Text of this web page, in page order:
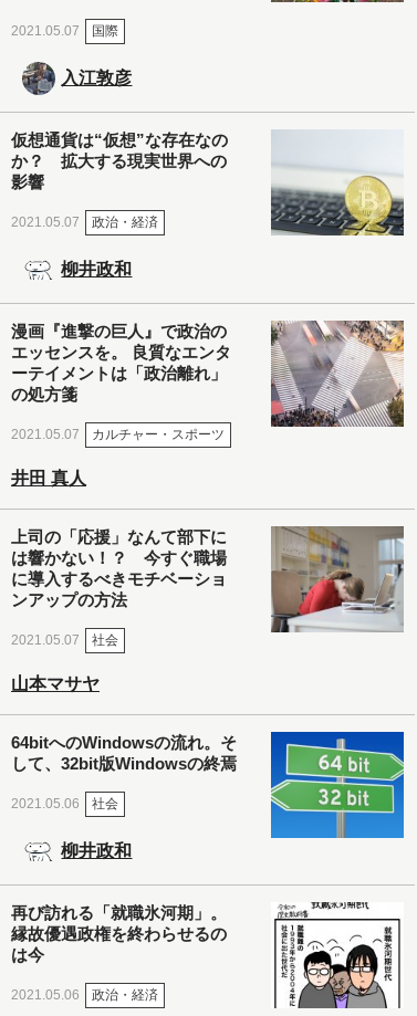
2021.05.07 国際
入江敦彦
仮想通貨は“仮想”な存在なの
か？ 拡大する現実世界への
影響
2021.05.07 政治・経済
柳井政和
漫画『進撃の巨人』で政治の
エッセンスを。 良質なエンタ
ーテイメントは「政治離れ」
の処方箋
2021.05.07 カルチャー・スポーツ
井田 真人
上司の「応援」なんて部下に
は響かない！？ 今すぐ職場
に導入するべきモチベーショ
ンアップの方法
2021.05.07 社会
山本マサヤ
64bitへのWindowsの流れ。そ
して、32bit版Windowsの終焉
2021.05.06 社会
柳井政和
再び訪れる「就職氷河期」。
縁故優遇政権を終わらせるの
は今
2021.05.06 政治・経済